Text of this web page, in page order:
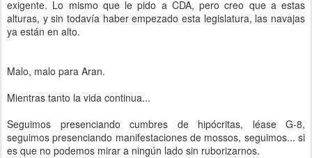
exigente. Lo mismo que le pido a CDA, pero creo que a estas
alturas, y sin todavía haber empezado esta legislatura, las navajas
ya están en alto.
Malo, malo para Aran.
Mientras tanto la vida continua...
Seguimos presenciando cumbres de hipócritas, léase G-8,
seguimos presenciando manifestaciones de mossos, seguimos... si
es que no podemos mirar a ningún lado sin ruborizarnos.